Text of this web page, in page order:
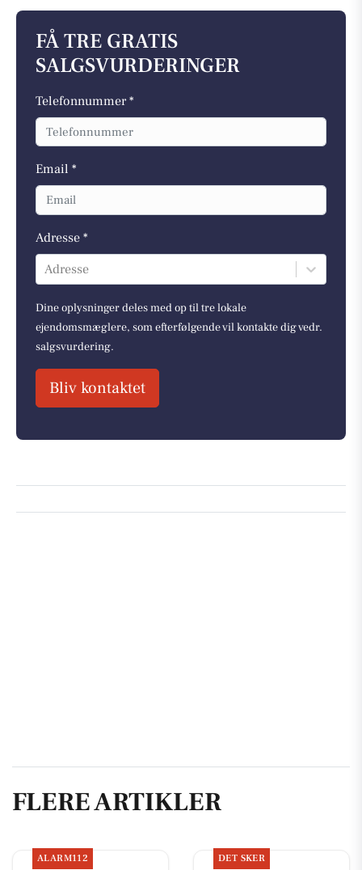
FÅ TRE GRATIS
SALGSVURDERINGER
Telefonnummer *
Email *
Adresse *
Adresse
Dine oplysninger deles med op til tre lokale
ejendomsmæglere, som efterfølgende vil kontakte dig vedr.
salgsvurdering.
Bliv kontaktet
FLERE ARTIKLER
ALARM112 DET SKER